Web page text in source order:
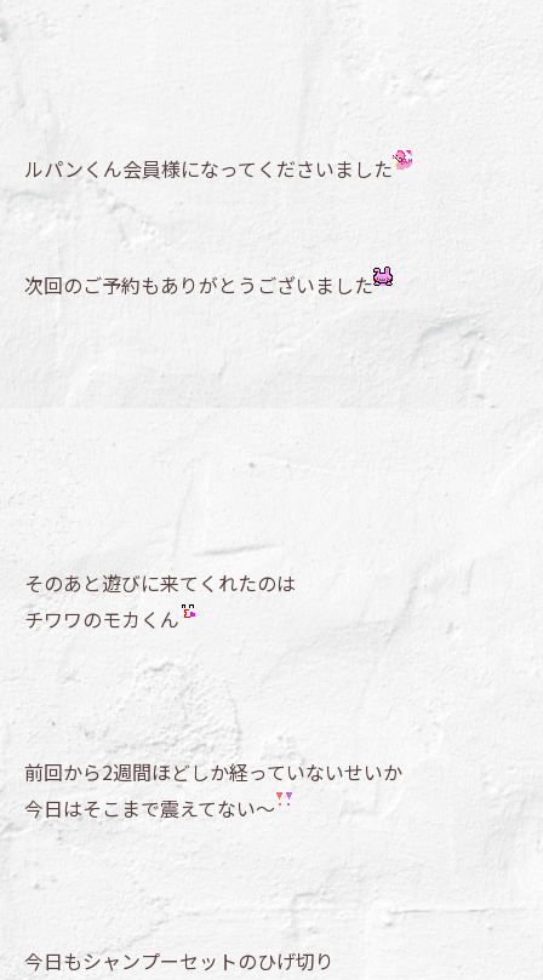
ルパンくん会員様になってくださいました
次回のご予約もありがとうございました
そのあと遊びに来てくれたのは
チワワのモカくん
前回から2週間ほどしか経っていないせいか
今日はそこまで震えてない～
今日もシャンプーセットのひげ切り